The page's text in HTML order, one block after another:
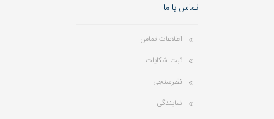
تماس با ما
اطلاعات تماس
ثبت شکایات
نظرسنجی
نمایندگی